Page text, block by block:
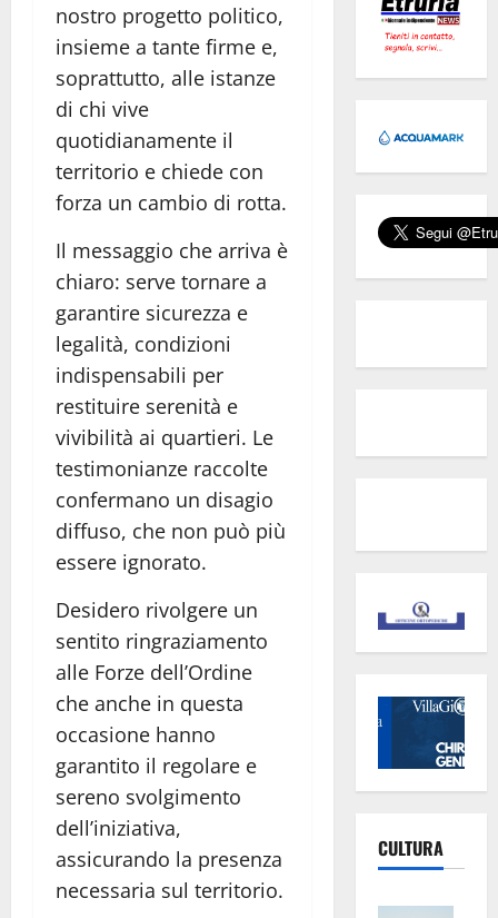
nostro progetto politico,
insieme a tante firme e,
soprattutto, alle istanze
di chi vive
quotidianamente il
territorio e chiede con
forza un cambio di rotta.
Il messaggio che arriva è
chiaro: serve tornare a
garantire sicurezza e
legalità, condizioni
indispensabili per
restituire serenità e
vivibilità ai quartieri. Le
testimonianze raccolte
confermano un disagio
diffuso, che non può più
essere ignorato.
Desidero rivolgere un
sentito ringraziamento
alle Forze dell’Ordine
che anche in questa
occasione hanno
garantito il regolare e
sereno svolgimento
dell’iniziativa,
assicurando la presenza
necessaria sul territorio.
CULTURA